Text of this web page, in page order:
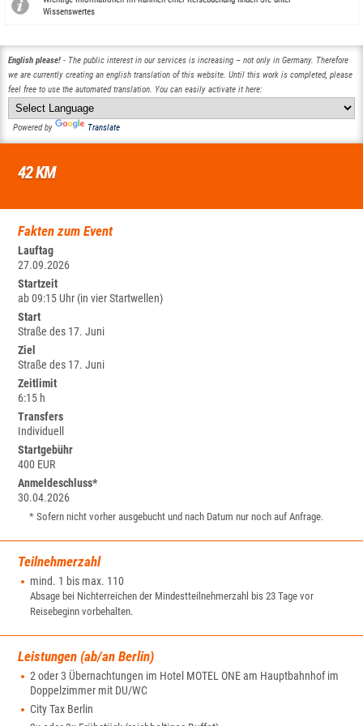
Wissenswertes
English please! - The public interest in our services is increasing – not only in Germany. Therefore
we are currently creating an english translation of this website. Until this work is completed, please
feel free to use the automated translation. You can easily activate it here:
Powered by Translate
42 KM
Fakten zum Event
Lauftag
27.09.2026
Startzeit
ab 09:15 Uhr (in vier Startwellen)
Start
Straße des 17. Juni
Ziel
Straße des 17. Juni
Zeitlimit
6:15 h
Transfers
Individuell
Startgebühr
400 EUR
Anmeldeschluss*
30.04.2026
* Sofern nicht vorher ausgebucht und nach Datum nur noch auf Anfrage.
Teilnehmerzahl
mind. 1 bis max. 110
Absage bei Nichterreichen der Mindestteilnehmerzahl bis 23 Tage vor
Reisebeginn vorbehalten.
Leistungen (ab/an Berlin)
2 oder 3 Übernachtungen im Hotel MOTEL ONE am Hauptbahnhof im
Doppelzimmer mit DU/WC
City Tax Berlin